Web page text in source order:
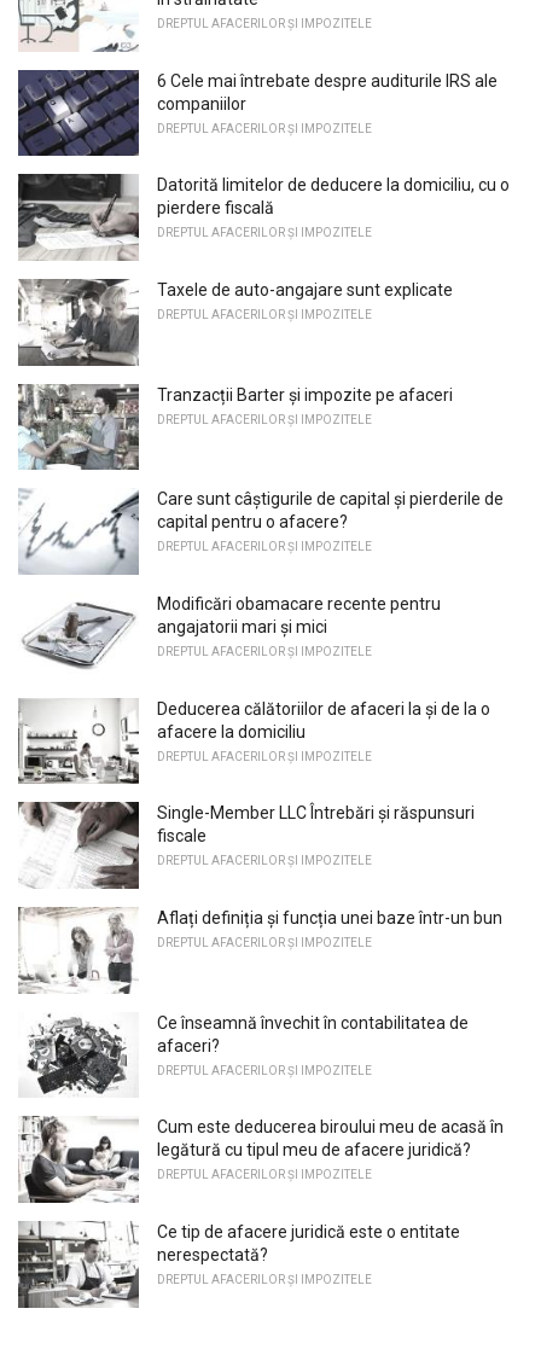
DREPTUL AFACERILOR ȘI IMPOZITELE
6 Cele mai întrebate despre auditurile IRS ale
companiilor
DREPTUL AFACERILOR ȘI IMPOZITELE
Datorită limitelor de deducere la domiciliu, cu o
pierdere fiscală
DREPTUL AFACERILOR ȘI IMPOZITELE
Taxele de auto-angajare sunt explicate
DREPTUL AFACERILOR ȘI IMPOZITELE
Tranzacții Barter și impozite pe afaceri
DREPTUL AFACERILOR ȘI IMPOZITELE
Care sunt câștigurile de capital și pierderile de
capital pentru o afacere?
DREPTUL AFACERILOR ȘI IMPOZITELE
Modificări obamacare recente pentru
angajatorii mari și mici
DREPTUL AFACERILOR ȘI IMPOZITELE
Deducerea călătoriilor de afaceri la și de la o
afacere la domiciliu
DREPTUL AFACERILOR ȘI IMPOZITELE
Single-Member LLC Întrebări și răspunsuri
fiscale
DREPTUL AFACERILOR ȘI IMPOZITELE
Aflați definiția și funcția unei baze într-un bun
DREPTUL AFACERILOR ȘI IMPOZITELE
Ce înseamnă învechit în contabilitatea de
afaceri?
DREPTUL AFACERILOR ȘI IMPOZITELE
Cum este deducerea biroului meu de acasă în
legătură cu tipul meu de afacere juridică?
DREPTUL AFACERILOR ȘI IMPOZITELE
Ce tip de afacere juridică este o entitate
nerespectată?
DREPTUL AFACERILOR ȘI IMPOZITELE